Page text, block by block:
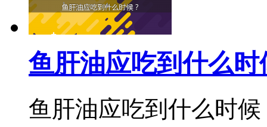
鱼肝油应吃到什么时
鱼肝油应吃到什么时